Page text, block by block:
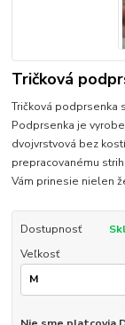
Tričková
Tričková podprsenka
Podprsenka je
dvojvrstvová bez
prepracovanému
Vám prinesie nielen
Dostupnosť
Veľkosť